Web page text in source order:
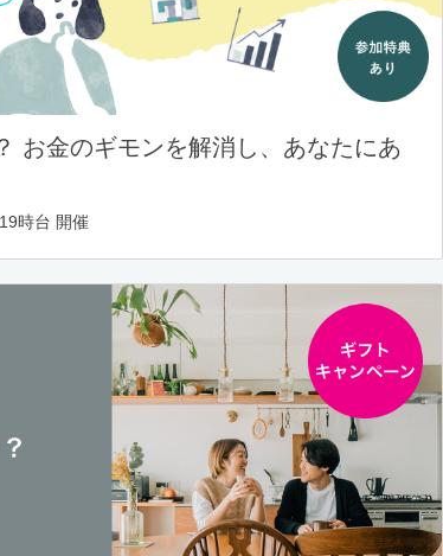
お金のギモンを解消し、あなたにあ
時台 開催